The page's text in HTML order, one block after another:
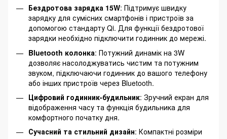
Бездротова зарядка 15W: Підтримує швидку
зарядку для сумісних смартфонів і пристроїв за
допомогою стандарту Qi. Для функції бездротової
зарядки необхідно підключити годинник до мережі.
Bluetooth колонка: Потужний динамік на 3W
дозволяє насолоджуватись чистим та потужним
звуком, підключаючи годинник до вашого телефону
або інших пристроїв через Bluetooth.
Цифровий годинник-будильник: Зручний екран для
відображення часу та функція будильника для
комфортного початку дня.
Сучасний та стильний дизайн: Компактні розміри